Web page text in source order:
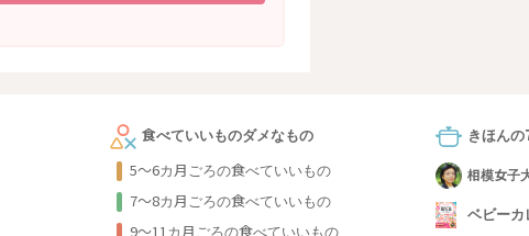
食べていいものダメなもの
5～6カ月ごろの食べていいもの
7～8カ月ごろの食べていいもの
9〜11カ月ごろの食べていいもの
きほん
相模女子
ベビーカ